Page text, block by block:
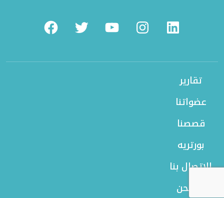
FacebookTwitterYoutubeInstagramLinkedin
تقارير
عضواتنا
قصصنا
بورتريه
الاتصال بنا
من نحن